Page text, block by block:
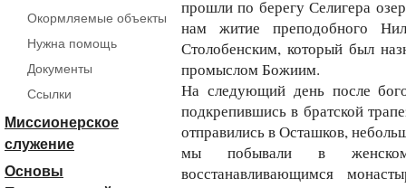
Окормляемые объекты
Нужна помощь
Документы
Ссылки
Миссионерское
служение
Основы
прошли по берегу Селигера
нам житие преподобного
Столобенским, который был
промыслом Божиим.
На следующий день после
подкрепившись в братской
отправились в Осташков,
мы побывали в
восстанавливающимся